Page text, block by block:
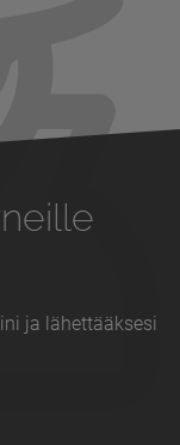
ja lähettääksesi